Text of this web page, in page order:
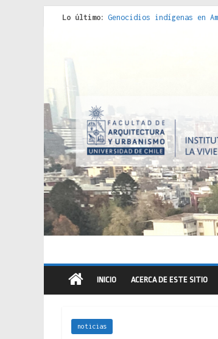
Lo último: Genocidios indígenas en
INICIO ACERCA DE ESTE SITIO
noticias